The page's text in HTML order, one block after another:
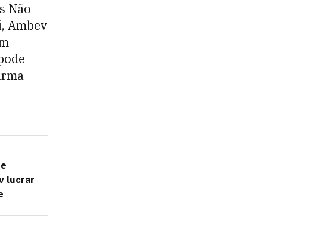
Não
Ambev
lucrar